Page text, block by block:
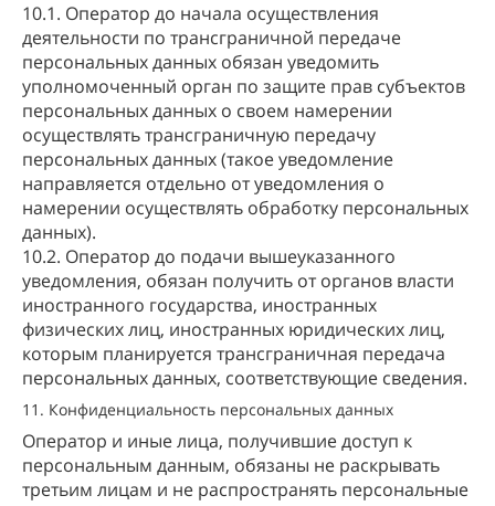
10.1. Оператор до начала осуществления
деятельности по трансграничной передаче
персональных данных обязан уведомить
уполномоченный орган по защите прав субъектов
персональных данных о своем намерении
осуществлять трансграничную передачу
персональных данных (такое уведомление
направляется отдельно от уведомления о
намерении осуществлять обработку персональных
данных).
10.2. Оператор до подачи вышеуказанного
уведомления, обязан получить от органов власти
иностранного государства, иностранных
физических лиц, иностранных юридических лиц,
которым планируется трансграничная передача
персональных данных, соответствующие сведения.
11. Конфиденциальность персональных данных
Оператор и иные лица, получившие доступ к
персональным данным, обязаны не раскрывать
третьим лицам и не распространять персональные